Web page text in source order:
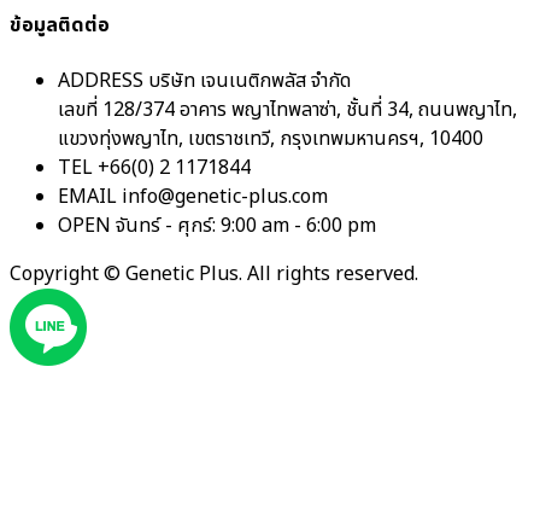
ข้อมูลติดต่อ
ADDRESS บริษัท เจนเนติกพลัส จำกัด
เลขที่ 128/374 อาคาร พญาไทพลาซ่า, ชั้นที่ 34, ถนนพญาไท,
แขวงทุ่งพญาไท, เขตราชเทวี, กรุงเทพมหานครฯ, 10400
TEL +66(0) 2 1171844
EMAIL info@genetic-plus.com
OPEN จันทร์ - ศุกร์: 9:00 am - 6:00 pm
Copyright © Genetic Plus. All rights reserved.